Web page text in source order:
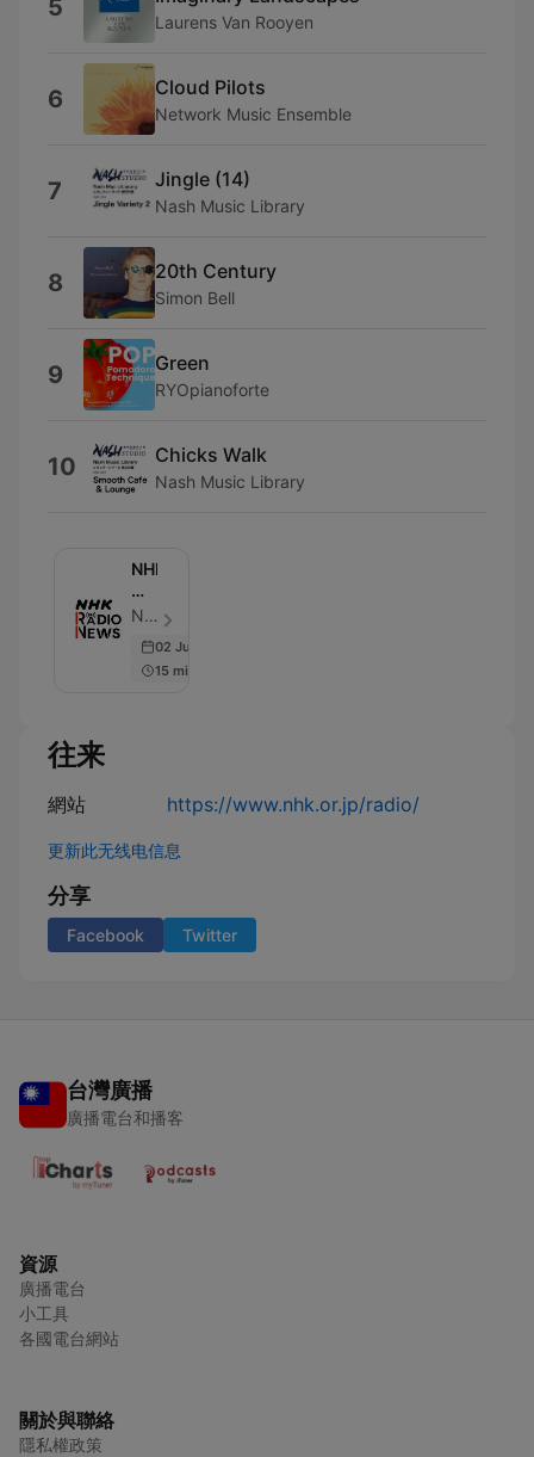
5 Laurens Van Rooyen
6 Cloud Pilots
Network Music Ensemble
7 Jingle (14)
Nash Music Library
8 20th Century
Simon Bell
9 Green
RYOpianoforte
10 Chicks Walk
Nash Music Library
NHK
ラ
ジ
ニ
ュ
NHK (Japan Broadcasting Corporation) - 單集 160
02 Jul 2025
15 min
往来
網站 https://www.nhk.or.jp/radio/
更新此无线电信息
分享
Facebook Twitter
台灣廣播
廣播電台和播客
資源
廣播電台
小工具
各國電台網站
關於與聯絡
隱私權政策